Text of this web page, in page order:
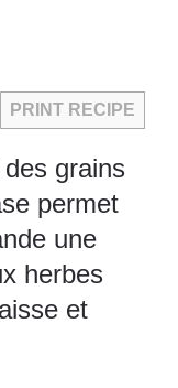
PRINT RECIPE
grains
permet
une
herbes
et